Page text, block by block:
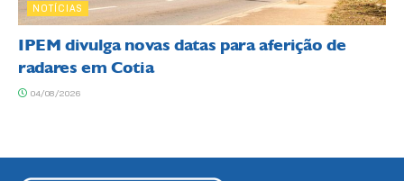
NOTÍCIAS
IPEM divulga novas datas para aferição de
radares em Cotia
04/08/2026